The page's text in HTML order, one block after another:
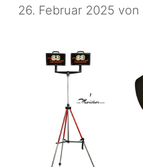
26. Februar 2025 von